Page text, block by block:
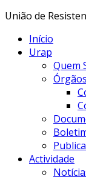
União de
Início
Urap
Quem
Órgãos
Actividade